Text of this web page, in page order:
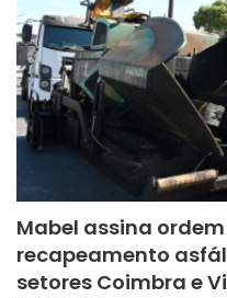
Mabel assina
recapeamento
setores Coimbra e